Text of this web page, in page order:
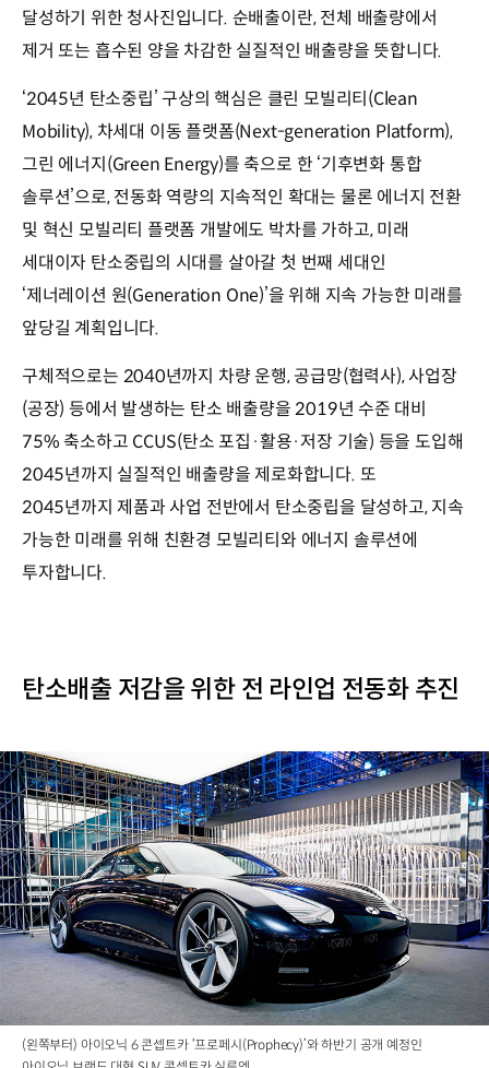
달성하기 위한 청사진입니다. 순배출이란, 전체 배출량에서
제거 또는 흡수된 양을 차감한 실질적인 배출량을 뜻합니다.
‘2045년 탄소중립’ 구상의 핵심은 클린 모빌리티(Clean
Mobility), 차세대 이동 플랫폼(Next-generation Platform),
그린 에너지(Green Energy)를 축으로 한 ‘기후변화 통합
솔루션’으로, 전동화 역량의 지속적인 확대는 물론 에너지 전환
및 혁신 모빌리티 플랫폼 개발에도 박차를 가하고, 미래
세대이자 탄소중립의 시대를 살아갈 첫 번째 세대인
‘제너레이션 원(Generation One)’을 위해 지속 가능한 미래를
앞당길 계획입니다.
구체적으로는 2040년까지 차량 운행, 공급망(협력사), 사업장
(공장) 등에서 발생하는 탄소 배출량을 2019년 수준 대비
75% 축소하고 CCUS(탄소 포집·활용·저장 기술) 등을 도입해
2045년까지 실질적인 배출량을 제로화합니다. 또
2045년까지 제품과 사업 전반에서 탄소중립을 달성하고, 지속
가능한 미래를 위해 친환경 모빌리티와 에너지 솔루션에
투자합니다.
탄소배출 저감을 위한 전 라인업 전동화 추진
(왼쪽부터) 아이오닉 6 콘셉트카 ‘프로페시(Prophecy)’와 하반기 공개 예정인